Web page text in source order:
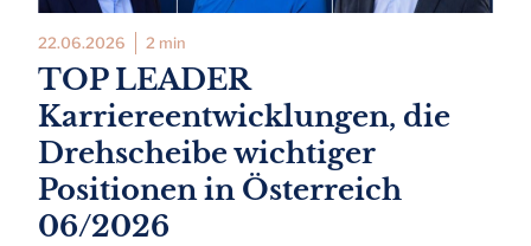
22.06.2026 2 min
TOP LEADER
Karriereentwicklungen, die
Drehscheibe wichtiger
Positionen in Österreich
06/2026